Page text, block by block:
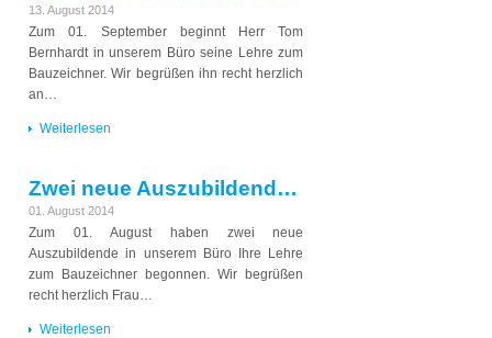
13. August 2014
Zum 01. September beginnt Herr Tom
Bernhardt in unserem Büro seine Lehre zum
Bauzeichner. Wir begrüßen ihn recht herzlich
an…
Weiterlesen
Zwei neue Auszubildende zum 01. August 2014
01. August 2014
Zum 01. August haben zwei neue
Auszubildende in unserem Büro Ihre Lehre
zum Bauzeichner begonnen. Wir begrüßen
recht herzlich Frau…
Weiterlesen